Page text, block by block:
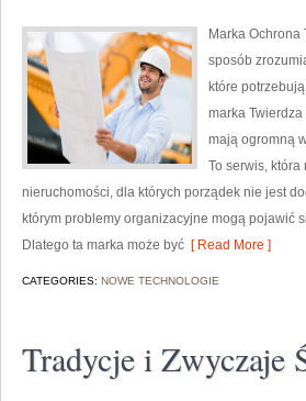
Marka
sposób
które
marka
mają ogromną
To serwis,
nieruchomości, dla których porządek nie jest
którym problemy organizacyjne mogą pojawić
Dlatego ta marka może być [ Read More ]
CATEGORIES: NOWE TECHNOLOGIE
Tradycje i Zwyczaje